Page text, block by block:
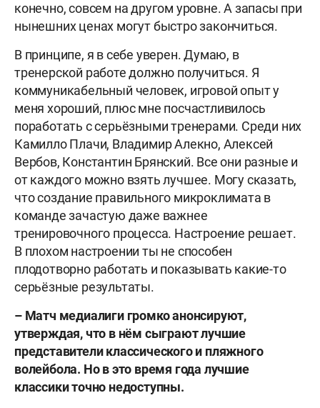
конечно, совсем на другом уровне. А запасы при
нынешних ценах могут быстро закончиться.
В принципе, я в себе уверен. Думаю, в
тренерской работе должно получиться. Я
коммуникабельный человек, игровой опыт у
меня хороший, плюс мне посчастливилось
поработать с серьёзными тренерами. Среди них
Камилло Плачи, Владимир Алекно, Алексей
Вербов, Константин Брянский. Все они разные и
от каждого можно взять лучшее. Могу сказать,
что создание правильного микроклимата в
команде зачастую даже важнее
тренировочного процесса. Настроение решает.
В плохом настроении ты не способен
плодотворно работать и показывать какие-то
серьёзные результаты.
– Матч медиалиги громко анонсируют,
утверждая, что в нём сыграют лучшие
представители классического и пляжного
волейбола. Но в это время года лучшие
классики точно недоступны.